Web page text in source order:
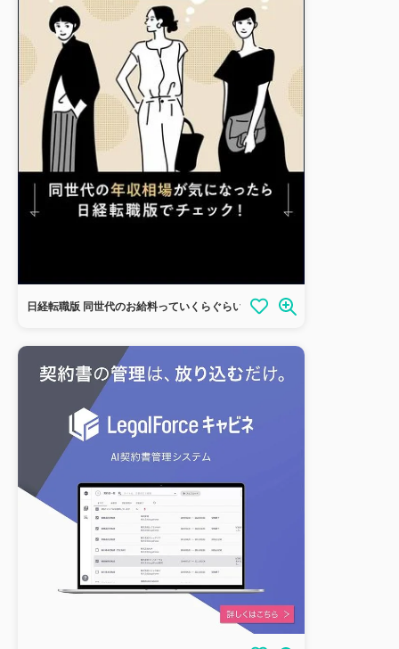
日経転職版 同世代のお給料っていくらぐらい?